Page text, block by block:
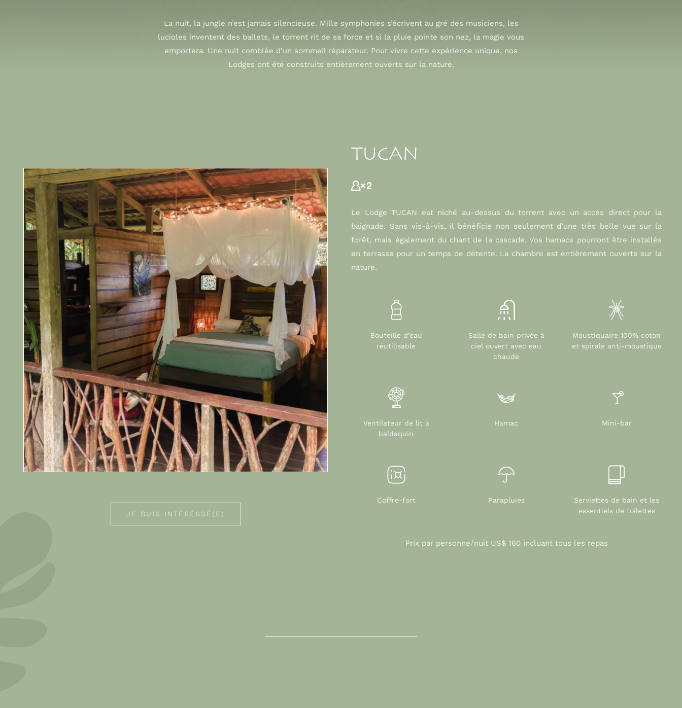
La nuit, la jungle n’est jamais silencieuse. Mille symphonies s’écrivent au gré des musiciens, les
lucioles inventent des ballets, le torrent rit de sa force et si la pluie pointe son nez, la magie vous
emportera. Une nuit comblée d’un sommeil réparateur. Pour vivre cette expérience unique, nos
Lodges ont été construits entièrement ouverts sur la nature.
JE SUIS INTÉRÉSSÉ(E)
TUCAN
Le Lodge TUCAN est niché au-dessus du torrent avec un accès direct pour la
baignade. Sans vis-à-vis, il bénéficie non seulement d’une très belle vue sur la
forêt, mais également du chant de la cascade. Vos hamacs pourront être installés
en terrasse pour un temps de détente. La chambre est entièrement ouverte sur la
nature.
Bouteille d’eau
réutilisable
Salle de bain privée à
ciel ouvert avec eau
chaude
Moustiquaire 100% coton
et spirale anti-moustique
Ventilateur de lit à
baldaquin
Hamac Mini-bar
Coffre-fort Parapluies
Serviettes de bain et les
essentiels de toilettes
Prix par personne/nuit US$ 160 incluant tous les repas